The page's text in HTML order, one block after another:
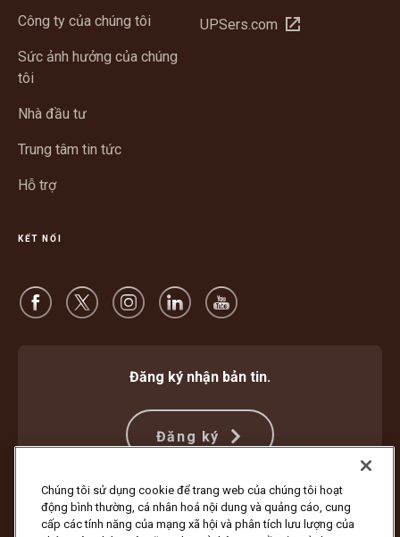
Công ty của chúng tôi
Sức ảnh hưởng của chúng
tôi
Nhà đầu tư
Trung tâm tin tức
Hỗ trợ
cửa
UPSers.com Mở
KẾT NỐI
Đăng ký nhận bản tin.
Đăng ký
Bảo vệ Chống Lừa đảo
Điều khoản và Điều kiện
Điều Khoản Sử Dụng Trang Web
Thông Báo về Quyền Riêng Tư
Chúng tôi sử dụng cookie để trang web của chúng tôi hoạt
động bình thường, cá nhân hoá nội dung và quảng cáo, cung
cấp các tính năng của mạng xã hội và phân tích lưu lượng của